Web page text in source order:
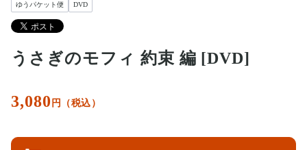
ゆうパケット便 DVD
うさぎのモフィ 約束 編 [DVD]
3,080 円（税込）